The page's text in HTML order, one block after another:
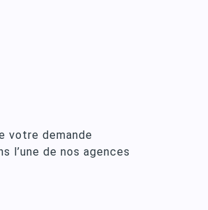
votre demande
l’une de nos agences